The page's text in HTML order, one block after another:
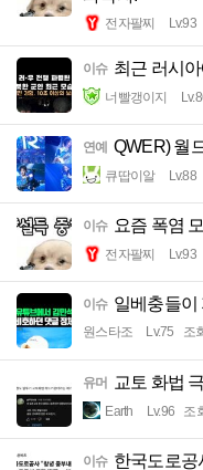
전자팔찌 Lv.93
이슈 최근 러시
너빨갱이지
연예 QWER) 월
큐땁이알 Lv.88
이슈 요즘 폭염
전자팔찌 Lv.93
이슈 일베충들이
원스타조 Lv.75 조
유머 교토 화법
Earth Lv.96 조
이슈 한국도로공